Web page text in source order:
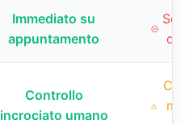
Immediato su
appuntamento
di
Controllo
incrociato umano